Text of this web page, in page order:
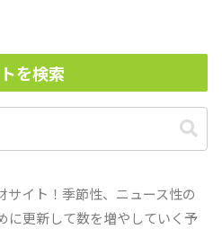
を検索
サイト！季節性、ニュース性の
に更新して数を増やしていく予